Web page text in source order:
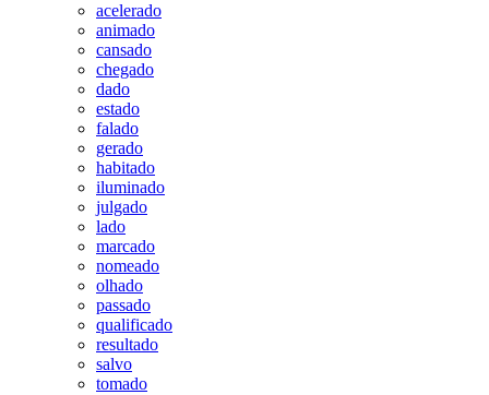
acelerado
animado
cansado
chegado
dado
estado
falado
gerado
habitado
iluminado
julgado
lado
marcado
nomeado
olhado
passado
qualificado
resultado
salvo
tomado